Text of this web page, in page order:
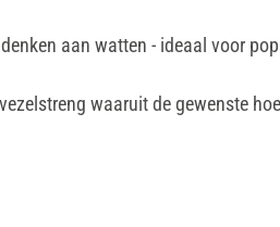
aan watten - ideaal voor
waaruit de gewenste